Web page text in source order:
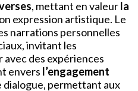
, mettant en valeurla
expression artistique. Le
narrations personnelles
invitant les
des expériences
envers l’engagement
dialogue, permettant aux